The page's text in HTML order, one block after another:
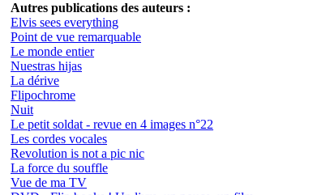
Autres publications des auteurs :
Elvis sees everything
Point de vue remarquable
Le monde entier
Nuestras hijas
La dérive
Flipochrome
Nuit
Le petit soldat - revue en 4 images n°22
Les cordes vocales
Revolution is not a pic nic
La force du souffle
Vue de ma TV